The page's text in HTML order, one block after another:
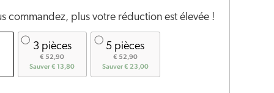
commandez, plus votre réduction est élevée !
3 pièces
€ 52,90
Sauver € 13,80
5 pièces
€ 52,90
Sauver € 23,00